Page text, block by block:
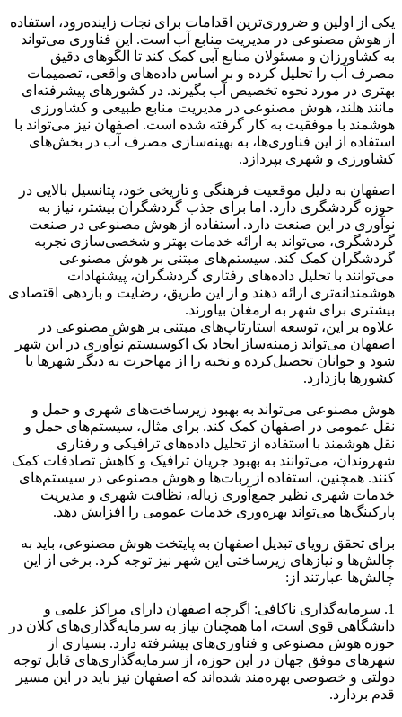
یکی از اولین و ضروری‌ترین اقدامات برای نجات زاینده‌رود، استفاده
از هوش مصنوعی در مدیریت منابع آب است. این فناوری می‌تواند
به کشاورزان و مسئولان منابع آبی کمک کند تا الگوهای دقیق
مصرف آب را تحلیل کرده و بر اساس داده‌های واقعی، تصمیمات
بهتری در مورد نحوه تخصیص آب بگیرند. در کشورهای پیشرفته‌ای
مانند هلند، هوش مصنوعی در مدیریت منابع طبیعی و کشاورزی
هوشمند با موفقیت به کار گرفته شده است. اصفهان نیز می‌تواند با
استفاده از این فناوری‌ها، به بهینه‌سازی مصرف آب در بخش‌های
کشاورزی و شهری بپردازد.
اصفهان به دلیل موقعیت فرهنگی و تاریخی خود، پتانسیل بالایی در
حوزه گردشگری دارد. اما برای جذب گردشگران بیشتر، نیاز به
نوآوری در این صنعت دارد. استفاده از هوش مصنوعی در صنعت
گردشگری، می‌تواند به ارائه خدمات بهتر و شخصی‌سازی تجربه
گردشگران کمک کند. سیستم‌های مبتنی بر هوش مصنوعی
می‌توانند با تحلیل داده‌های رفتاری گردشگران، پیشنهادات
هوشمندانه‌تری ارائه دهند و از این طریق، رضایت و بازدهی اقتصادی
بیشتری برای شهر به ارمغان بیاورند.
علاوه بر این، توسعه استارتاپ‌های مبتنی بر هوش مصنوعی در
اصفهان می‌تواند زمینه‌ساز ایجاد یک اکوسیستم نوآوری در این شهر
شود و جوانان تحصیل‌کرده و نخبه را از مهاجرت به دیگر شهرها یا
کشورها بازدارد.
هوش مصنوعی می‌تواند به بهبود زیرساخت‌های شهری و حمل و
نقل عمومی در اصفهان کمک کند. برای مثال، سیستم‌های حمل و
نقل هوشمند با استفاده از تحلیل داده‌های ترافیکی و رفتاری
شهروندان، می‌توانند به بهبود جریان ترافیک و کاهش تصادفات کمک
کنند. همچنین، استفاده از ربات‌ها و هوش مصنوعی در سیستم‌های
خدمات شهری نظیر جمع‌آوری زباله، نظافت شهری و مدیریت
پارکینگ‌ها می‌تواند بهره‌وری خدمات عمومی را افزایش دهد.
برای تحقق رویای تبدیل اصفهان به پایتخت هوش مصنوعی، باید به
چالش‌ها و نیازهای زیرساختی این شهر نیز توجه کرد. برخی از این
چالش‌ها عبارتند از:
1. سرمایه‌گذاری ناکافی: اگرچه اصفهان دارای مراکز علمی و
دانشگاهی قوی است، اما همچنان نیاز به سرمایه‌گذاری‌های کلان در
حوزه هوش مصنوعی و فناوری‌های پیشرفته دارد. بسیاری از
شهرهای موفق جهان در این حوزه، از سرمایه‌گذاری‌های قابل توجه
دولتی و خصوصی بهره‌مند شده‌اند که اصفهان نیز باید در این مسیر
قدم بردارد.